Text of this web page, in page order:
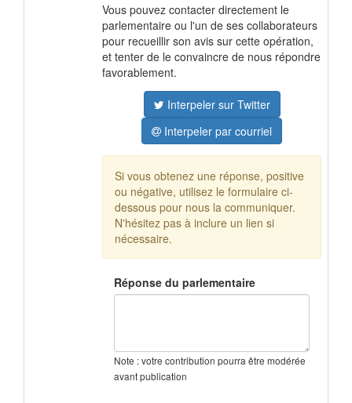
Vous pouvez contacter directement le
parlementaire ou l'un de ses collaborateurs
pour recueillir son avis sur cette opération,
et tenter de le convaincre de nous répondre
favorablement.
Interpeler sur Twitter
Interpeler par courriel
Si vous obtenez une réponse, positive
ou négative, utilisez le formulaire ci-
dessous pour nous la communiquer.
N'hésitez pas à inclure un lien si
nécessaire.
Réponse du parlementaire
Note : votre contribution pourra être modérée
avant publication